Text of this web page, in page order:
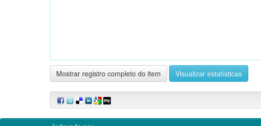
Mostrar registro completo do item Visualizar estatísticas